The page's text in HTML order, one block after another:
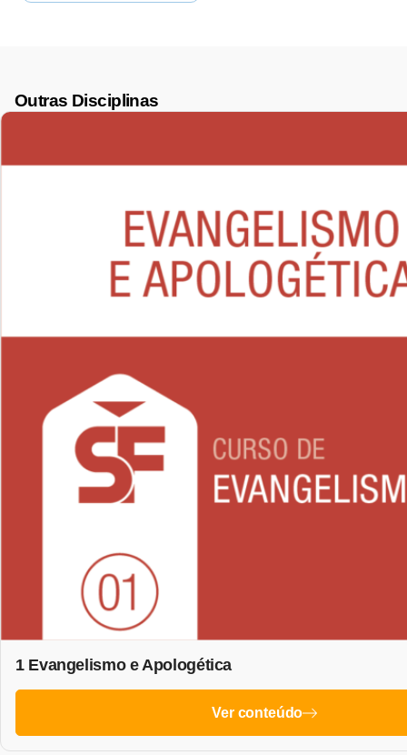
Outras Disciplinas
1 Evangelismo e Apologética
Ver conteúdo